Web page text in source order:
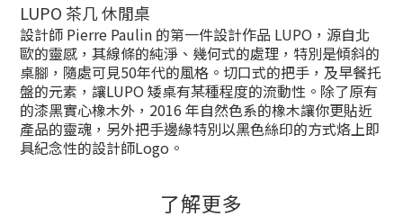
LUPO 茶几 休閒桌
設計師 Pierre Paulin 的第一件設計作品 LUPO，源自北
歐的靈感，其線條的純淨、幾何式的處理，特別是傾斜的
桌腳，隨處可見50年代的風格。切口式的把手，及早餐托
盤的元素，讓LUPO 矮桌有某種程度的流動性。除了原有
的漆黑實心橡木外，2016 年自然色系的橡木讓你更貼近
產品的靈魂，另外把手邊緣特別以黑色絲印的方式烙上即
具紀念性的設計師Logo 。
了解更多